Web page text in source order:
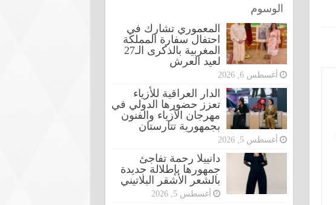
الوسوم
المعموري تشارك في
احتفال سفارة المملكة
المغربية بالذكرى الـ27
لعيد العرش
أغسطس 6, 2026
الدار العراقية للأزياء
تعزز حضورها الدولي في
مهرجان الأزياء والفنون
بجمهورية تتارستان
أغسطس 5, 2026
دانييلا رحمة تفاجئ
جمهورها بإطلالة جديدة
بالشعر الأشقر البلاتيني
أغسطس 5, 2026